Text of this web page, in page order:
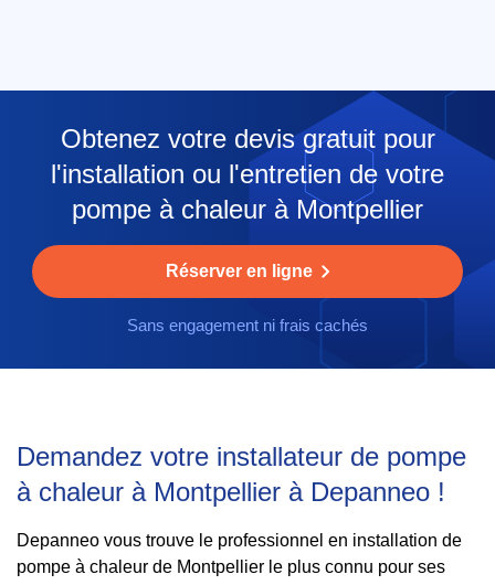
Obtenez votre devis gratuit pour
l'installation ou l'entretien de votre
pompe à chaleur à Montpellier
Réserver en ligne
Sans engagement ni frais cachés
Demandez votre installateur de pompe
à chaleur à Montpellier à Depanneo !
Depanneo vous trouve le professionnel en installation de
pompe à chaleur de Montpellier le plus connu pour ses